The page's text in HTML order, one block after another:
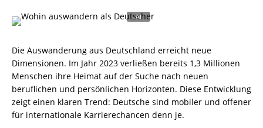
Die Auswanderung aus Deutschland erreicht neue
Dimensionen. Im Jahr 2023 verließen bereits 1,3 Millionen
Menschen ihre Heimat auf der Suche nach neuen
beruflichen und persönlichen Horizonten. Diese Entwicklung
zeigt einen klaren Trend: Deutsche sind mobiler und offener
für internationale Karrierechancen denn je.